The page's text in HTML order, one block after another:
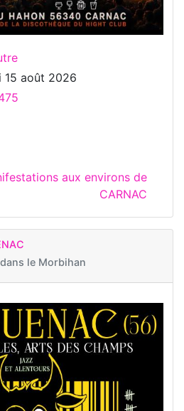
15 août 2026
aux environs de
CARNAC
le Morbihan